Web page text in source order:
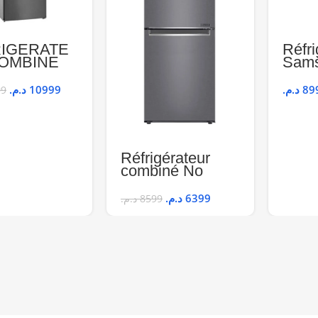
NOIR
10999 د.م.
Réfrigérateur
combiné No
GR-B479NQLM
8599 د.م. 6399 د.م.
د.م.